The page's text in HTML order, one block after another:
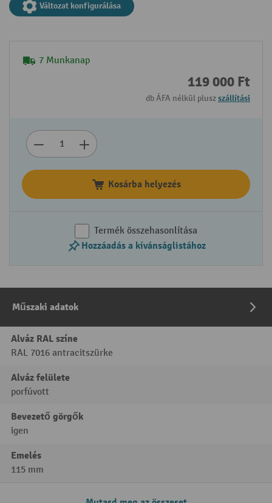
Változat konfigurálása
7 Munkanap
119 000 Ft
db ÁFA nélkül pluszszállítási
Kosárba helyezés
Termék összehasonlítása
Hozzáadás a kívánságlistához
Műszaki adatok
Alváz RAL színe
RAL 7016 antracitszürke
Alváz felülete
porfúvott
Bevezető görgők
igen
Emelés
115 mm